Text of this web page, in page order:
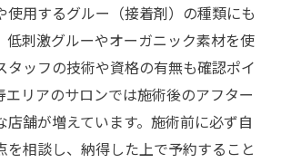
使用するグルー（接着剤）の種類にも
低刺激グルーやオーガニック素材を使
タッフの技術や資格の有無も確認ポイ
エリアのサロンでは施術後のアフター
店舗が増えています。施術前に必ず自
を相談し、納得した上で予約すること